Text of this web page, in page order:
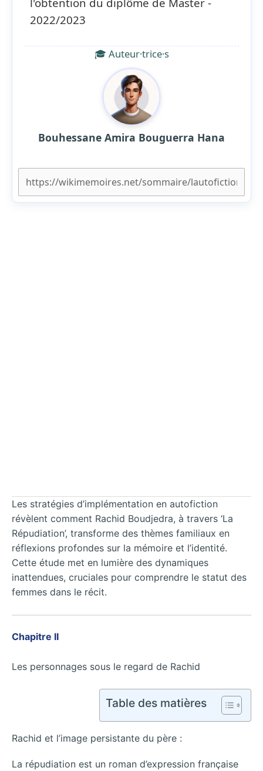
2022/2023
🎓 Auteur·trice·s
Bouhessane Amira Bouguerra Hana
Les stratégies d’implémentation en autofiction
révèlent comment Rachid Boudjedra, à travers ‘La
Répudiation’, transforme des thèmes familiaux en
réflexions profondes sur la mémoire et l’identité.
Cette étude met en lumière des dynamiques
inattendues, cruciales pour comprendre le statut des
femmes dans le récit.
Chapitre II
Les personnages sous le regard de Rachid
Table des matières
Rachid et l’image persistante du père :
La répudiation est un roman d’expression française